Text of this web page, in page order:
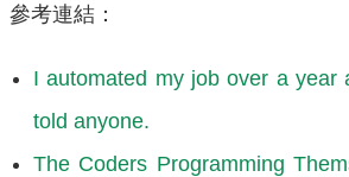
參考連結：
I automated my job over a year
told anyone.
The Coders Programming